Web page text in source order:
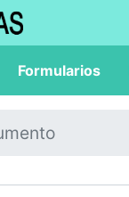
Formularios